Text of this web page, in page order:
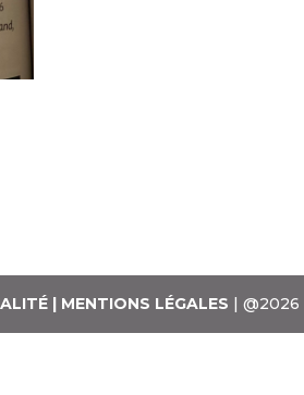
| MENTIONS LÉGALES | @2026